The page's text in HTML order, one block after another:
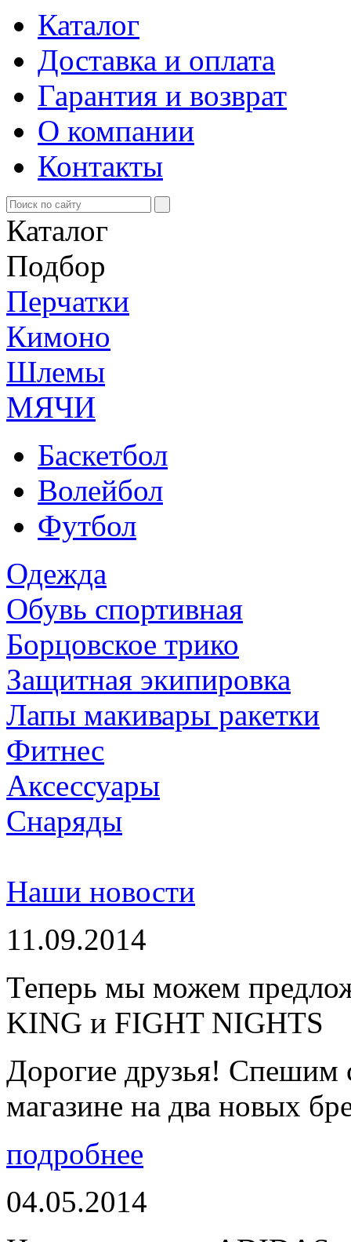
Каталог
Доставка и оплата
Гарантия и возврат
О компании
Контакты
Каталог
Подбор
Перчатки
Кимоно
Шлемы
МЯЧИ
Баскетбол
Волейбол
Футбол
Одежда
Обувь спортивная
Борцовское трико
Защитная экипировка
Лапы макивары ракетки
Фитнес
Аксессуары
Снаряды
Наши новости
11.09.2014
Теперь мы можем
KING и FIGHT NIGHTS
Дорогие друзья! Спешим
магазине на два новых
подробнее
04.05.2014